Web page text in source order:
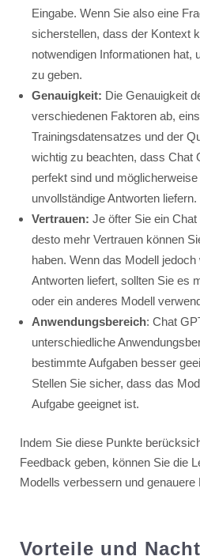
Eingabe. Wenn Sie also eine
sicherstellen, dass der Kontext
notwendigen Informationen hat,
zu geben.
Genauigkeit: Die Genauigkeit
verschiedenen Faktoren ab,
Trainingsdatensatzes und der
wichtig zu beachten, dass Chat
perfekt sind und
unvollständige Antworten liefern.
Vertrauen: Je öfter Sie ein
desto mehr Vertrauen können
haben. Wenn das Modell
Antworten liefert, sollten Sie es
oder ein anderes Modell
Anwendungsbereich: Chat
unterschiedliche
bestimmte Aufgaben besser
Stellen Sie sicher, dass das
Aufgabe geeignet ist.
Indem Sie diese Punkte
Feedback geben, können Sie die
Modells verbessern und genauere
Vorteile und